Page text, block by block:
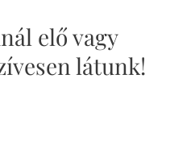
elő vagy
látunk!